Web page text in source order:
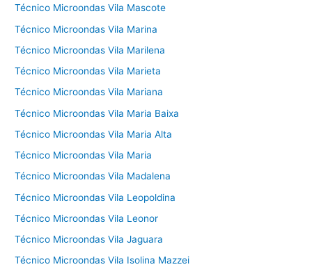
Técnico Microondas Vila Mascote
Técnico Microondas Vila Marina
Técnico Microondas Vila Marilena
Técnico Microondas Vila Marieta
Técnico Microondas Vila Mariana
Técnico Microondas Vila Maria Baixa
Técnico Microondas Vila Maria Alta
Técnico Microondas Vila Maria
Técnico Microondas Vila Madalena
Técnico Microondas Vila Leopoldina
Técnico Microondas Vila Leonor
Técnico Microondas Vila Jaguara
Técnico Microondas Vila Isolina Mazzei